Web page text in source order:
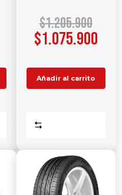
$1.205.900
$1.075.900
Añadir al carrito